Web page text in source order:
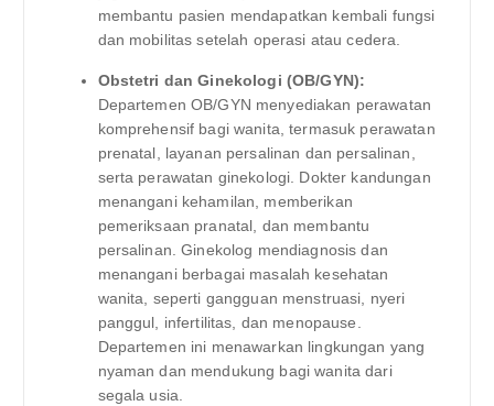
membantu pasien mendapatkan kembali fungsi
dan mobilitas setelah operasi atau cedera.
Obstetri dan Ginekologi (OB/GYN):
Departemen OB/GYN menyediakan perawatan
komprehensif bagi wanita, termasuk perawatan
prenatal, layanan persalinan dan persalinan,
serta perawatan ginekologi. Dokter kandungan
menangani kehamilan, memberikan
pemeriksaan pranatal, dan membantu
persalinan. Ginekolog mendiagnosis dan
menangani berbagai masalah kesehatan
wanita, seperti gangguan menstruasi, nyeri
panggul, infertilitas, dan menopause.
Departemen ini menawarkan lingkungan yang
nyaman dan mendukung bagi wanita dari
segala usia.